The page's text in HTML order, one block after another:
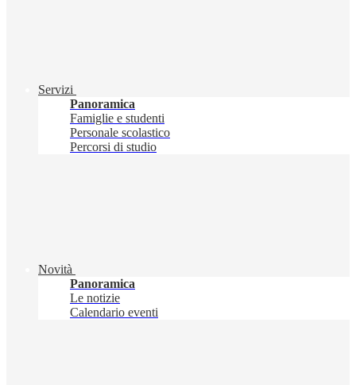
Servizi
Panoramica
Famiglie e studenti
Personale scolastico
Percorsi di studio
Novità
Panoramica
Le notizie
Calendario eventi